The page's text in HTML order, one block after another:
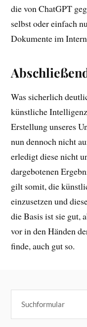
die von ChatGPT
selbst oder einfach
Dokumente im
Was sicherlich
künstliche
Erstellung unseres
nun dennoch nicht
erledigt diese nicht
dargebotenen
gilt somit, die
einzusetzen und
die Basis ist sie gut,
vor in den Händen
finde, auch gut so.